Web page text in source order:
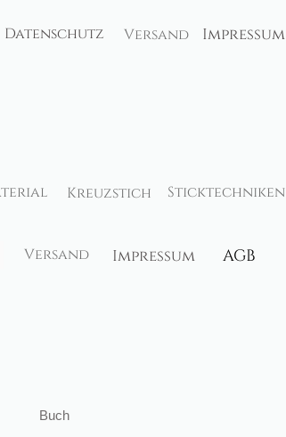
Datenschutz Versand Impressum
Kreuzstich
Sticktechniken
Versand Impressum AGB
Buch